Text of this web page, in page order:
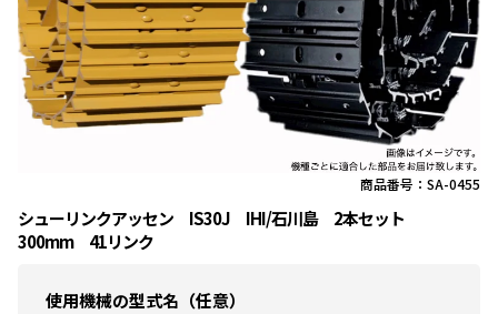
商品番号：SA-0455
シューリンクアッセン IS30J IHI/石川島 2本セット
300mm 41リンク
使用機械の型式名（任意）